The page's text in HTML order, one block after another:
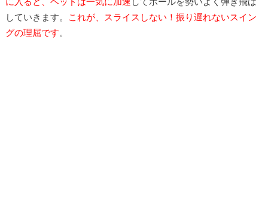
していきます。
これが、スライスしない！振り遅れないスイン
グの理屈です。